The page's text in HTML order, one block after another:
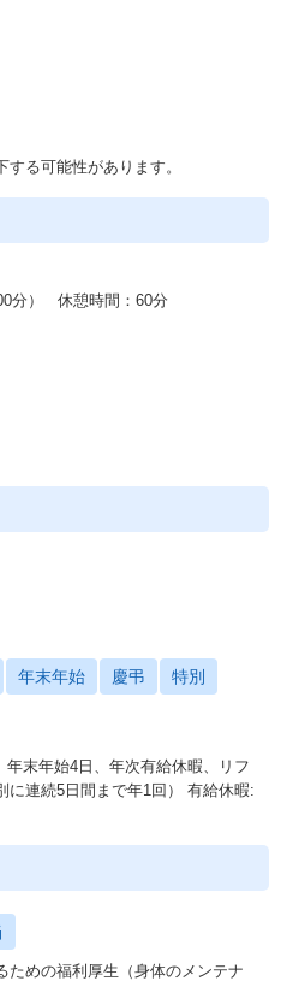
香港、ロンドンの世界7拠点となり
市場の拡大も行っています。
ミッションを実現するために、
にあり、これからも挑戦者とし
を改善し、新しいマーケットを
／ ビザスクの「組織カルチャ
big and global >
Commit to Excellence>
Absolute Leader >
Minds >
Our Brand>
Accountability >
without Boundaries>
ション・バリューをさらに深く知
ださい。
距離が近く、個人の挑戦とチー
ャーです。
／ 違いを強さにできる環境
境 ／ ビザスクで得られる経験
を与えられる ／ 刺激的で優秀
／ 事業拡大の真っ只中、成長機
る可能性があります。
分） 休憩時間：60分
年末年始 慶弔 特別
末年始4日、年次有給休暇、リフ
に連続5日間まで年1回） 有給休暇:
ための福利厚生（身体のメンテナ